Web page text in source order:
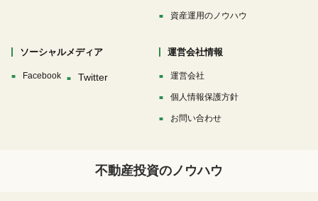
資産運用のノウハウ
ソーシャルメディア
Facebook
運営会社情報
運営会社
個人情報保護方針
お問い合わせ
不動産投資のノウハウ